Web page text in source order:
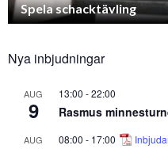
Spela schacktävling
Nya inbjudningar
AUG
9
13:00 -22:00
Rasmus
AUG 08:00 - 17:00